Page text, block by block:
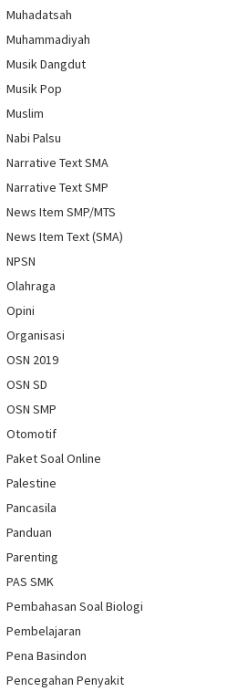
Muhadatsah
Muhammadiyah
Musik Dangdut
Musik Pop
Muslim
Nabi Palsu
Narrative Text SMA
Narrative Text SMP
News Item SMP/MTS
News Item Text (SMA)
NPSN
Olahraga
Opini
Organisasi
OSN 2019
OSN SD
OSN SMP
Otomotif
Paket Soal Online
Palestine
Pancasila
Panduan
Parenting
PAS SMK
Pembahasan Soal Biologi
Pembelajaran
Pena Basindon
Pencegahan Penyakit